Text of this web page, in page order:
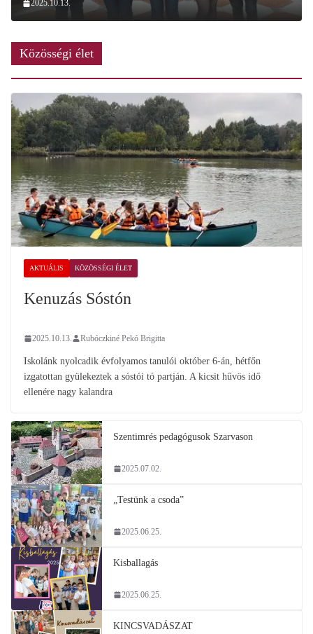
2025.10.13.
Közösségi élet
AKTUÁLIS KÖZÖSSÉGI ÉLET
Kenuzás Sóstón
2025.10.13. Rubóczkiné Pekó Brigitta
Iskolánk nyolcadik évfolyamos tanulói október 6-án, hétfőn
izgatottan gyülekeztek a sóstói tó partján. A kicsit hűvös idő
ellenére nagy kalandra
Szentimrés pedagógusok Szarvason
2025.07.02.
„Testünk a csoda”
2025.06.25.
Kisballagás
2025.06.25.
KINCSVADÁSZAT